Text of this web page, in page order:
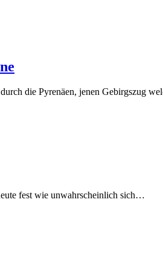
die Pyrenäen, jenen Gebirgszug
fest wie unwahrscheinlich sich…